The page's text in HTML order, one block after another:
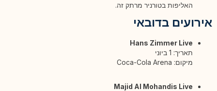
האליפות בטורניר מרתק זה.
אירועים בדובאי
Hans Zimmer Live
תאריך: 1 ביוני
מיקום: Coca-Cola Arena
Majid Al Mohandis Live